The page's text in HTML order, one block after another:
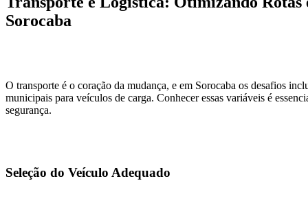
Sorocaba
O transporte é o coração da mudança, e em Sorocaba os desafios
municipais para veículos de carga. Conhecer essas variáveis é
segurança.
Seleção do Veículo Adequado